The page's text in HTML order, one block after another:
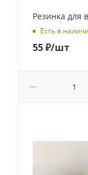
Резинка для
Есть в
55₽/шт